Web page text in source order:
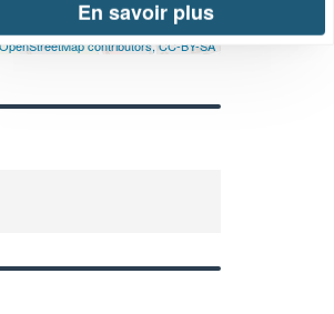
OpenStreetMap contributors,CC-BY-SA
En savoir plus